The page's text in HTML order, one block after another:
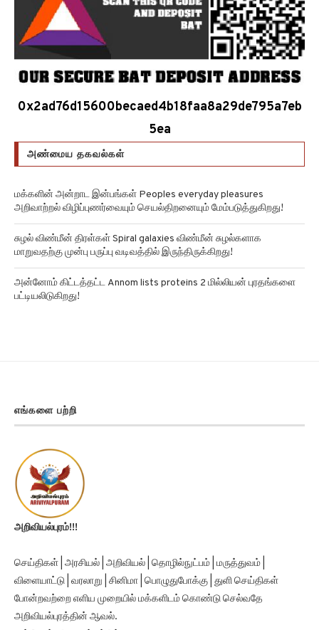
0x2ad76d15600becaed4b18faa8a29de795a7eb
5ea
அண்மைய தகவல்கள்
மக்களின் அன்றாட இன்பங்கள் Peoples everyday pleasures
அறிவாற்றல் விழிப்புணர்வையும் செயல்திறனையும் மேம்படுத்துகிறது!
சுழல் விண்மீன் திரள்கள் Spiral galaxies விண்மீன் சுழல்களாக
மாறுவதற்கு முன்பு பருப்பு வடிவத்தில் இருந்திருக்கிறது!
அன்னோம் கிட்டத்தட்ட Annom lists proteins 2 மில்லியன் புரதங்களை
பட்டியலிடுகிறது!
எங்களை பற்றி
அறிவியல்புரம்!!!
செய்திகள் | அரசியல் | அறிவியல் | தொழில்நுட்பம் | மருத்துவம் |
விளையாட்டு | வரலாறு | சினிமா | பொழுதுபோக்கு | துளி செய்திகள்
போன்றவற்றை எளிய முறையில் மக்களிடம் கொண்டு செல்வதே
அறிவியல்புரத்தின் ஆவல்.